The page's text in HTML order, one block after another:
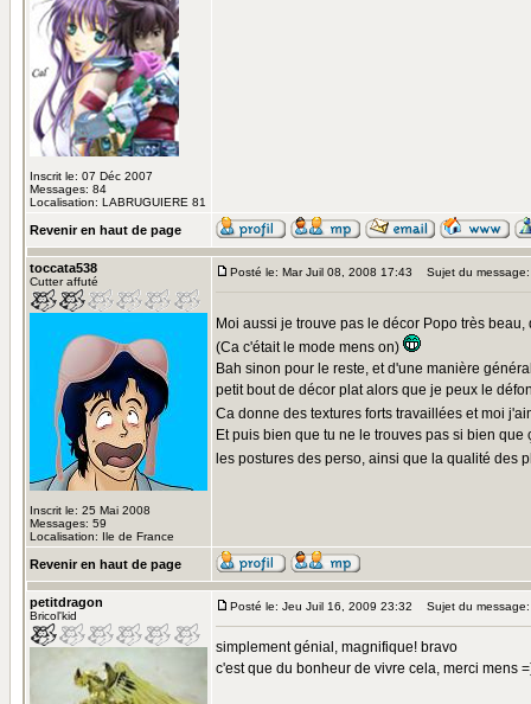
Inscrit le: 07 Déc 2007
Messages: 84
Localisation: LABRUGUIERE 81
Revenir en haut de page
toccata538
Cutter affuté
Inscrit le: 25 Mai 2008
Messages: 59
Localisation: Ile de France
Posté le: Mar Juil 08, 2008 17:43 Sujet du message:
Moi aussi je trouve pas le décor Popo très
(Ca c'était le mode mens on)
Bah sinon pour le reste, et d'une manière
petit bout de décor plat alors que je peux le
Ca donne des textures forts travaillées et moi
Et puis bien que tu ne le trouves pas si bien
les postures des perso, ainsi que la qualité des
Revenir en haut de page
petitdragon
Bricol'kid
Posté le: Jeu Juil 16, 2009 23:32 Sujet du message:
simplement génial, magnifique! bravo
c'est que du bonheur de vivre cela, merci mens